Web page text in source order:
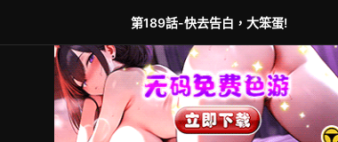
第189話-快去告白，大笨蛋!